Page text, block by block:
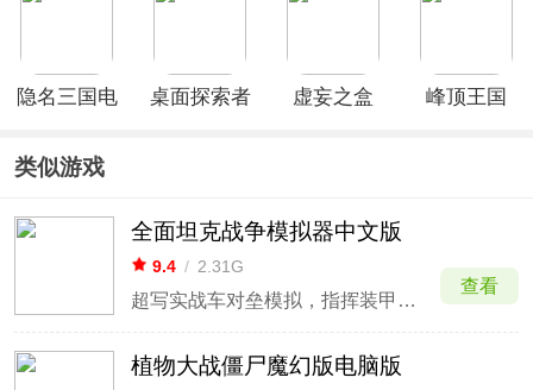
隐名三国电
桌面探索者
虚妄之盒 峰顶王国
类似游戏
全面坦克战争模拟器中文版
9.4 / 2.31G
超写实战车对垒模拟，指挥装甲师群开启钢铁巨炮对决。
查看
植物大战僵尸魔幻版电脑版